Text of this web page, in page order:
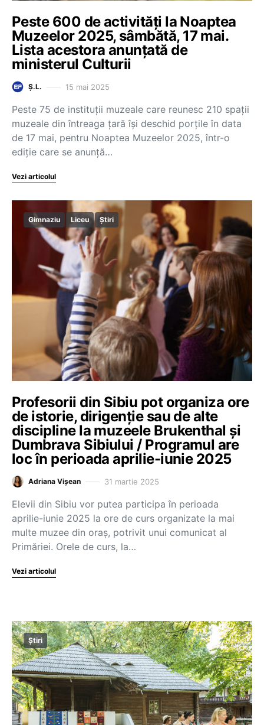
Peste 600 de activități la Noaptea
Muzeelor 2025, sâmbătă, 17 mai.
Lista acestora anunțată de
ministerul Culturii
Ș.L. 15 mai 2025
Peste 75 de instituții muzeale care reunesc 210 spații
muzeale din întreaga țară își deschid porțile în data
de 17 mai, pentru Noaptea Muzeelor 2025, într-o
ediție care se anunță…
Vezi articolul
Gimnaziu Liceu Știri
Profesorii din Sibiu pot organiza ore
de istorie, dirigenție sau de alte
discipline la muzeele Brukenthal și
Dumbrava Sibiului / Programul are
loc în perioada aprilie-iunie 2025
Adriana Vișean 31 martie 2025
Elevii din Sibiu vor putea participa în perioada
aprilie-iunie 2025 la ore de curs organizate la mai
multe muzee din oraș, potrivit unui comunicat al
Primăriei. Orele de curs, la…
Vezi articolul
Știri